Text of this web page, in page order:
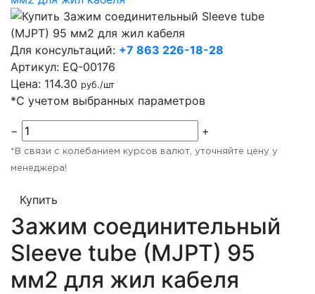
Для консультаций: +7 863 226-18-28
Артикул: EQ-00176
Цена: 114.30 руб./шт
*С учетом выбранных параметров
− +
*В связи с колебанием курсов валют, уточняйте цену у
менеджера!
Купить
Зажим соединительный
Sleeve tube (MJPT) 95
мм2 для жил кабеля